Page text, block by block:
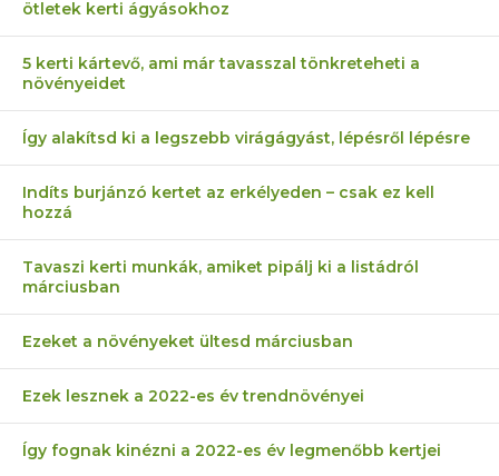
ötletek kerti ágyásokhoz
5 kerti kártevő, ami már tavasszal tönkreteheti a
növényeidet
Így alakítsd ki a legszebb virágágyást, lépésről lépésre
Indíts burjánzó kertet az erkélyeden – csak ez kell
hozzá
Tavaszi kerti munkák, amiket pipálj ki a listádról
márciusban
Ezeket a növényeket ültesd márciusban
Ezek lesznek a 2022-es év trendnövényei
Így fognak kinézni a 2022-es év legmenőbb kertjei